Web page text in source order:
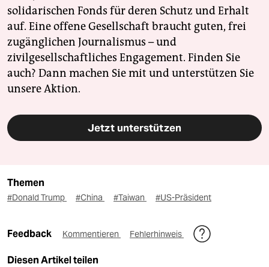
solidarischen Fonds für deren Schutz und Erhalt
auf. Eine offene Gesellschaft braucht guten, frei
zugänglichen Journalismus – und
zivilgesellschaftliches Engagement. Finden Sie
auch? Dann machen Sie mit und unterstützen Sie
unsere Aktion.
Jetzt unterstützen
Themen
#Donald Trump #China #Taiwan #US-Präsident
Feedback Kommentieren Fehlerhinweis
Diesen Artikel teilen